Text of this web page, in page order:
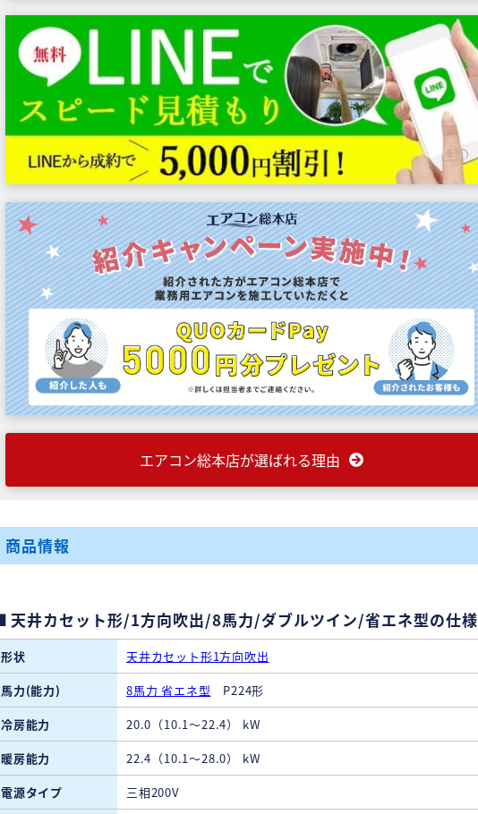
エアコン総本店が選ばれる理由
商品情報
天井カセット形/1方向吹出/8馬力/ダブルツイン/省エネ型の仕様
形状
天井カセット形1方向吹出
馬力(能力)
8馬力 省エネ型 P224形
冷房能力
20.0（10.1～22.4） kW
暖房能力
22.4（10.1～28.0） kW
電源タイプ
三相200V